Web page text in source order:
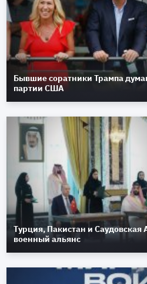
Бывшие соратники Трампа
партии США
Турция, Пакистан и
военный альянс